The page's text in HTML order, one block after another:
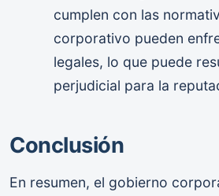
cumplen con las
corporativo pueden
legales, lo que puede
perjudicial para la
Conclusión
En resumen, el gobierno